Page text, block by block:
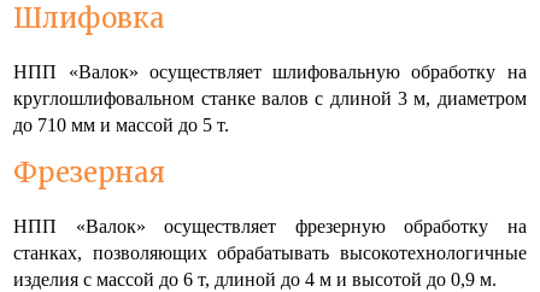
Шлифовка
НПП «Валок» осуществляет шлифовальную обработку на
круглошлифовальном станке валов с длиной 3 м, диаметром
до 710 мм и массой до 5 т.
Фрезерная
НПП «Валок» осуществляет фрезерную обработку на
станках, позволяющих обрабатывать высокотехнологичные
изделия с массой до 6 т, длиной до 4 м и высотой до 0,9 м.